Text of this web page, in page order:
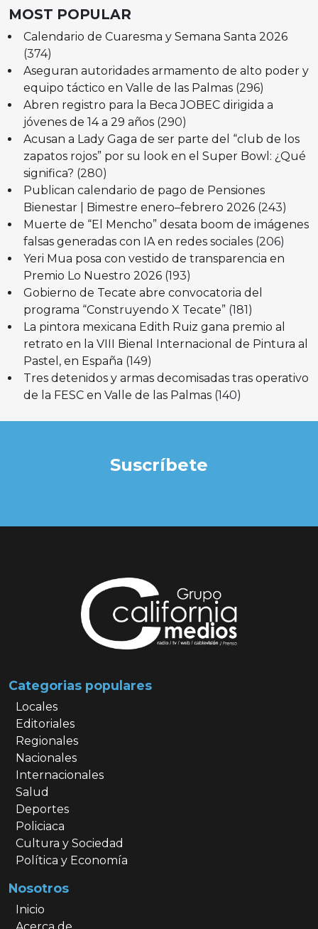
MOST POPULAR
Calendario de Cuaresma y Semana Santa 2026
(374)
Aseguran autoridades armamento de alto poder y
equipo táctico en Valle de las Palmas (296)
Abren registro para la Beca JOBEC dirigida a
jóvenes de 14 a 29 años (290)
Acusan a Lady Gaga de ser parte del “club de los
zapatos rojos” por su look en el Super Bowl: ¿Qué
significa? (280)
Publican calendario de pago de Pensiones
Bienestar | Bimestre enero–febrero 2026 (243)
Muerte de “El Mencho” desata boom de imágenes
falsas generadas con IA en redes sociales (206)
Yeri Mua posa con vestido de transparencia en
Premio Lo Nuestro 2026 (193)
Gobierno de Tecate abre convocatoria del
programa “Construyendo X Tecate” (181)
La pintora mexicana Edith Ruiz gana premio al
retrato en la VIII Bienal Internacional de Pintura al
Pastel, en España (149)
Tres detenidos y armas decomisadas tras operativo
de la FESC en Valle de las Palmas (140)
Suscríbete
Categorias populares
Locales
Editoriales
Regionales
Nacionales
Internacionales
Salud
Deportes
Policiaca
Cultura y Sociedad
Política y Economía
Nosotros
Inicio
Acerca de